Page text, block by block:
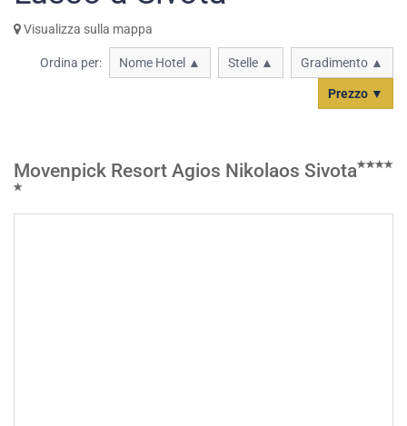
Visualizza sulla mappa
Ordina per: Nome Hotel ▲ Stelle ▲ Gradimento ▲
Prezzo ▼
Movenpick Resort Agios Nikolaos Sivota